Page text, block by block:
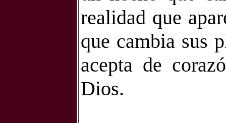
realidad que
que cambia sus
acepta de
Dios.